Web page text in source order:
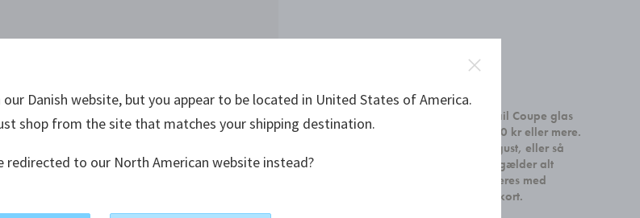
Udsolgt
DKK 349,00
Modtag et sæt med to Sky Cocktail Coupe glas
ved køb af boligtilbehør for 2.500 kr eller mere.
Kampagnen gælder indtil 31. august, eller så
længe lager haves. Kampagnen gælder alt
boligdesign og kan ikke kombineres med
smykker, sølvhåndværk og gavekort.
Danish website, but you appear to be located in United States of America.
shop from the site that matches your shipping destination.
redirected to our North American website instead?